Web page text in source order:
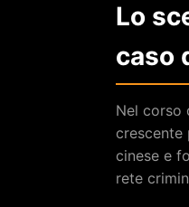
Lo
caso
Nel corso
crescente
cinese e
rete